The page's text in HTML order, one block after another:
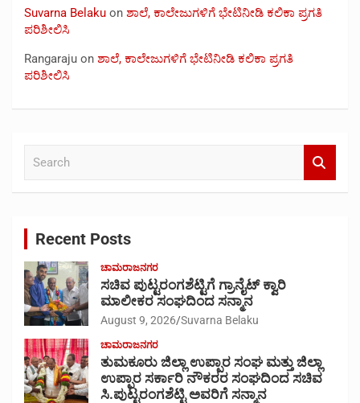
Suvarna Belaku on ಶಾಲೆ, ಕಾಲೇಜುಗಳಿಗೆ ಭೇಟಿನೀಡಿ ಕಲಿಕಾ ಪ್ರಗತಿ
ಪರಿಶೀಲಿಸಿ
Rangaraju on ಶಾಲೆ, ಕಾಲೇಜುಗಳಿಗೆ ಭೇಟಿನೀಡಿ ಕಲಿಕಾ ಪ್ರಗತಿ
ಪರಿಶೀಲಿಸಿ
Recent Posts
ಚಾಮರಾಜನಗರ
ಸಚಿವ ಪುಟ್ಟರಂಗಶೆಟ್ಟಿಗೆ ಗ್ರಾನೈಟ್ ಕ್ವಾರಿ
ಮಾಲೀಕರ ಸಂಘದಿಂದ ಸನ್ಮಾನ
August 9, 2026 Suvarna Belaku
ಚಾಮರಾಜನಗರ
ತುಮಕೂರು ಜಿಲ್ಲಾ ಉಪ್ಪಾರ ಸಂಘ ಮತ್ತು ಜಿಲ್ಲಾ
ಉಪ್ಪಾರ ಸರ್ಕಾರಿ ನೌಕರರ ಸಂಘದಿಂದ ಸಚಿವ
ಸಿ.ಪುಟ್ಟರಂಗಶೆಟ್ಟಿ ಅವರಿಗೆ ಸನ್ಮಾನ